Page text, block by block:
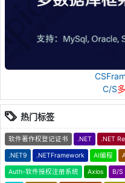
C/S
热门标签
软件著作权登记证书 .NET .NET
.NET9 .NETFramework AI编程
Auth-软件授权注册系统 Axios B/S